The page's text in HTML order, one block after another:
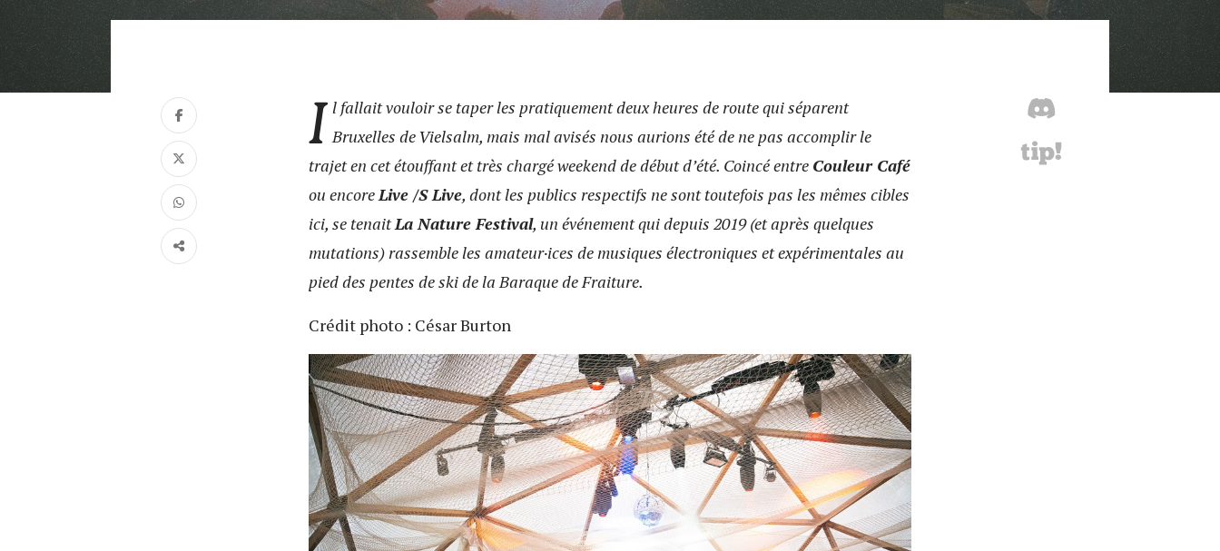
I l fallait vouloir se taper les pratiquement deux heures de route qui séparent
Bruxelles de Vielsalm, mais mal avisés nous aurions été de ne pas accomplir le
trajet en cet étouffant et très chargé weekend de début d’été. Coincé entre Couleur Café
ou encoreLive /S Live, dont les publics respectifs ne sont toutefois pas les mêmes cibles
ici, se tenaitLa Nature Festival, un événement qui depuis 2019 (et après quelques
mutations) rassemble les amateur·ices de musiques électroniques et expérimentales au
pied des pentes de ski de la Baraque de Fraiture.
Crédit photo : César Burton